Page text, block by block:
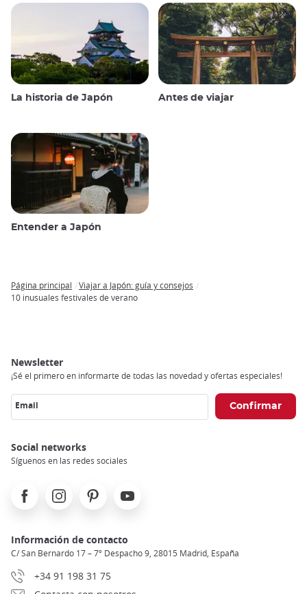
La historia de Japón Antes de viajar
Entender a Japón
Breadcrumb
Página principal
Viajar a Japón: guía y consejos
10 inusuales festivales de verano
Newsletter
¡Sé el primero en informarte de todas las novedad y ofertas especiales!
Email
Social networks
Síguenos en las redes sociales
FacebookInstagramPinterest Youtube
Información de contacto
C/ San Bernardo 17 – 7º Despacho 9, 28015 Madrid, España
+34 91 198 31 75